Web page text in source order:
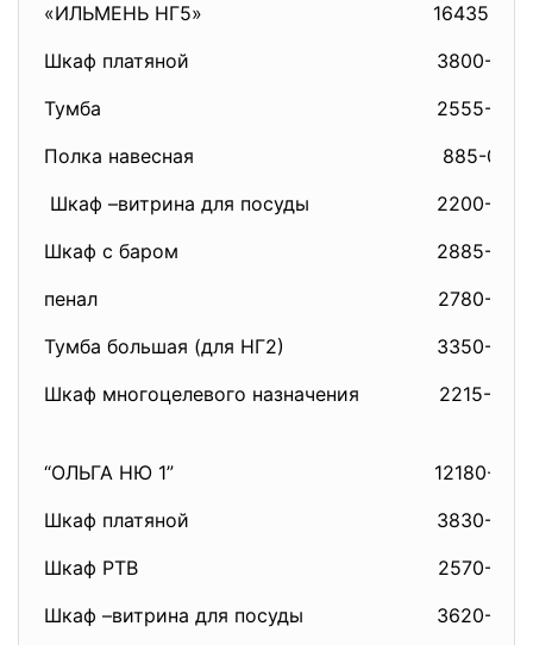
«ИЛЬМЕНЬ НГ5»
Шкаф платяной
Тумба
Полка навесная
Шкаф –витрина для посуды
Шкаф с баром
пенал
Тумба большая (для НГ2)
Шкаф многоцелевого назначения
16435-00
3800-00
2555-00
885-00
2200-00
2885-00
2780-00
3350-00
2215-00
“ОЛЬГА НЮ 1”
Шкаф платяной
Шкаф РТВ
Шкаф –витрина для посуды
12180-00
3830-00
2570-00
3620-00